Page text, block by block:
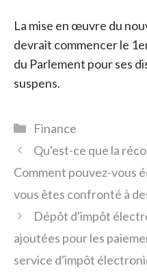
La mise en œuvre du
devrait commencer le
du Parlement pour ses
suspens.
Catégories
Finance
Qu'est-ce que la
Comment pouvez-vous
vous êtes confronté à
Dépôt d'impôt
ajoutées pour les
service d'impôt